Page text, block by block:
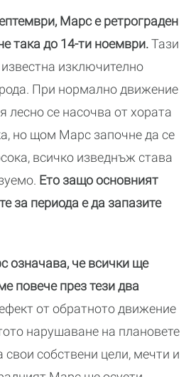
Марс е ретрограден
така до 14-ти ноември.Тази
изключително
При нормално движение
лесно се насочва от хората
но щом Марс започне да се
всичко изведнъж става
Ето защо основният
за периода е да запазите
означава, че всички ще
повече през тези два
от обратното движение
нарушаване на плановете
свои собствени цели, мечти и